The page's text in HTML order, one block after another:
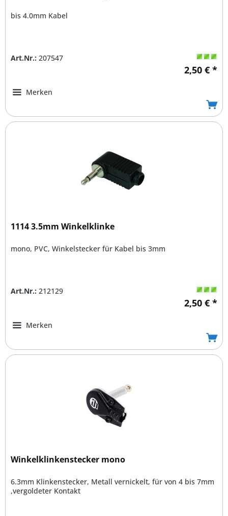
bis 4.0mm Kabel
Art.Nr.: 207547
2,50 € *
Merken
1114 3.5mm Winkelklinke
mono, PVC, Winkelstecker für Kabel bis 3mm
Art.Nr.: 212129
2,50 € *
Merken
Winkelklinkenstecker mono
6.3mm Klinkenstecker, Metall vernickelt, für von 4 bis 7mm
,vergoldeter Kontakt